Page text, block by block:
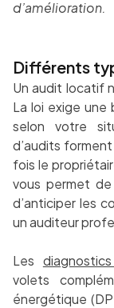
d’amélioration.
Différents
Un audit locatif
La loi exige
selon votre
d’audits
fois le
vous permet
d’anticiper les
un auditeur
Les
volets
énergétique